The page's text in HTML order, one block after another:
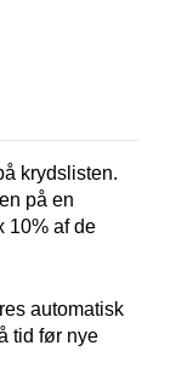
krydslisten.
på en
10% af de
automatisk
tid før nye